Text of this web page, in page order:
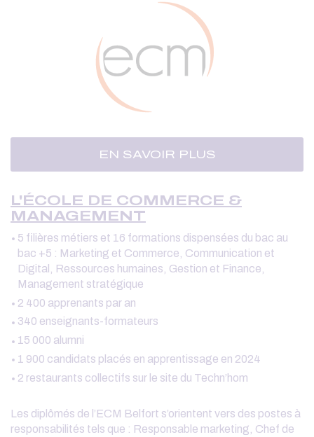
EN SAVOIR PLUS
L'ÉCOLE DE COMMERCE &
MANAGEMENT
5 filières métiers et 16 formations dispensées du bac au
bac +5 : Marketing et Commerce, Communication et
Digital, Ressources humaines, Gestion et Finance,
Management stratégique
2 400 apprenants par an
340 enseignants-formateurs
15 000 alumni
1 900 candidats placés en apprentissage en 2024
2 restaurants collectifs sur le site du Techn’hom
Les diplômés de l’ECM Belfort s’orientent vers des postes à
responsabilités tels que : Responsable marketing, Chef de